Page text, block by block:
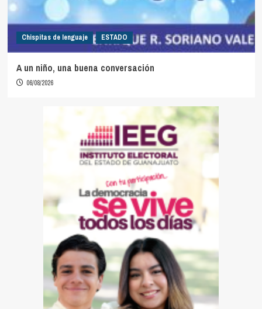
Chispitas de lenguaje ESTADO
A un niño, una buena conversación
06/08/2026